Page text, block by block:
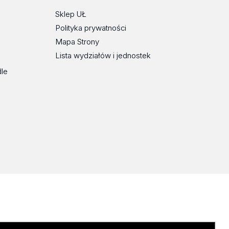
Sklep UŁ
Polityka prywatności
Mapa Strony
Lista wydziałów i jednostek